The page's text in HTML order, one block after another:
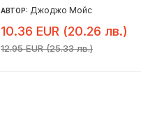
АВТОР: Джоджо Мойс
10.36 EUR (20.26 лв.)
12.95 EUR (25.33 лв.)